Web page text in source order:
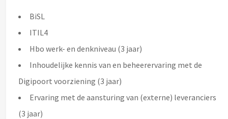
BiSL
ITIL4
Hbo werk- en denkniveau (3 jaar)
Inhoudelijke kennis van en beheerervaring met de
Digipoort voorziening (3 jaar)
Ervaring met de aansturing van (externe) leveranciers
(3 jaar)